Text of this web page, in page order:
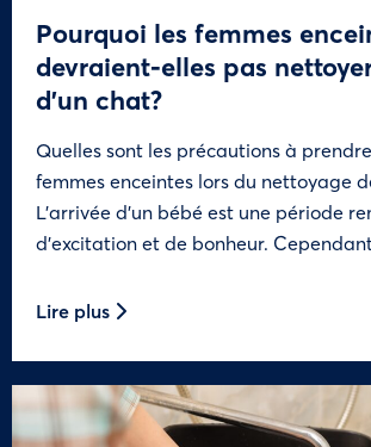
Pourquoi les femmes
devraient-elles pas
d’un chat?
Quelles sont les précautions à
femmes enceintes lors du nettoyage
L’arrivée d’un bébé est une période
d’excitation et de bonheur.
Lire plus